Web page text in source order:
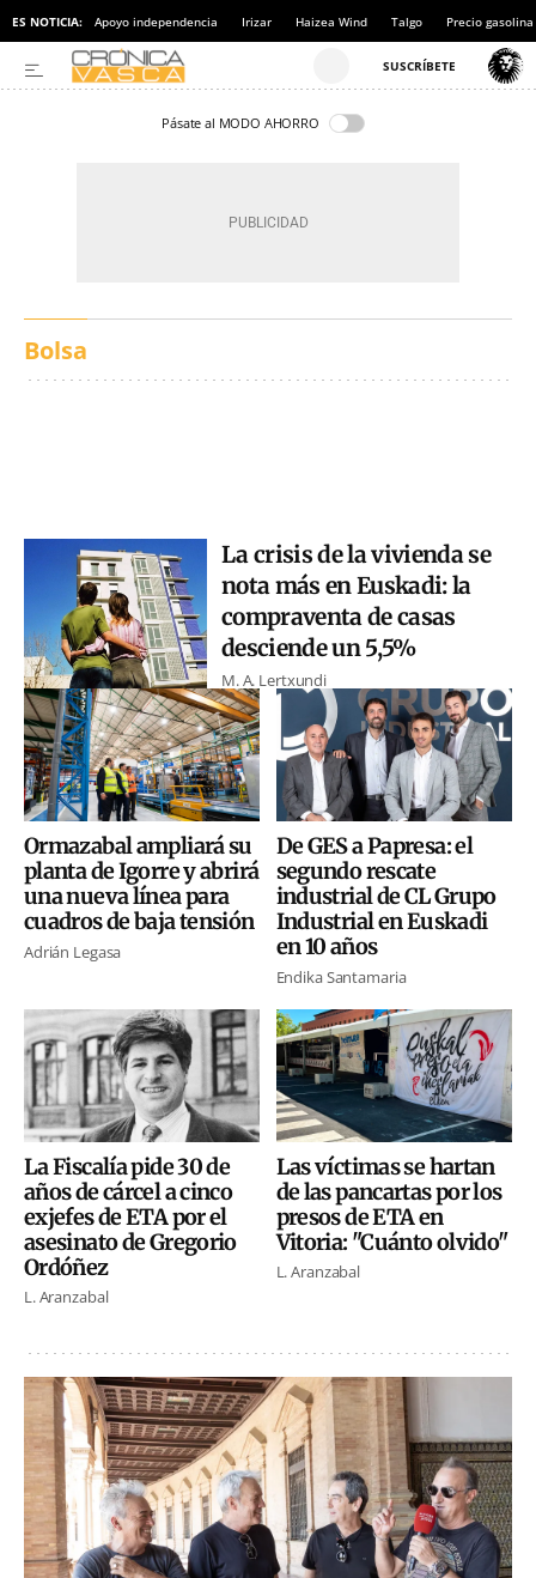
ES NOTICIA: Apoyo independencia Irizar Haizea Wind Talgo Precio gasolina
Pásate al MODO AHORRO
Bolsa
La crisis de la vivienda se
nota más en Euskadi: la
compraventa de casas
desciende un 5,5%
M. A. Lertxundi
Ormazabal ampliará su
planta de Igorre y abrirá
una nueva línea para
cuadros de baja tensión
Adrián Legasa
De GES a Papresa: el
segundo rescate
industrial de CL Grupo
Industrial en Euskadi
en 10 años
Endika Santamaria
La Fiscalía pide 30 de
años de cárcel a cinco
exjefes de ETA por el
asesinato de Gregorio
Ordóñez
L. Aranzabal
Las víctimas se hartan
de las pancartas por los
presos de ETA en
Vitoria: "Cuánto olvido"
L. Aranzabal